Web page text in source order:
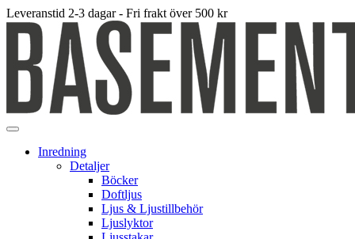
Leveranstid 2-3 dagar - Fri frakt över 500 kr
Inredning
Detaljer
Böcker
Doftljus
Ljus & Ljustillbehör
Ljuslyktor